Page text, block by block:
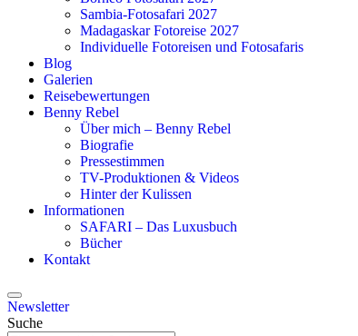
Sambia-Fotosafari 2027
Madagaskar Fotoreise 2027
Individuelle Fotoreisen und Fotosafaris
Blog
Galerien
Reisebewertungen
Benny Rebel
Über mich – Benny Rebel
Biografie
Pressestimmen
TV-Produktionen & Videos
Hinter der Kulissen
Informationen
SAFARI – Das Luxusbuch
Bücher
Kontakt
Newsletter
Suche